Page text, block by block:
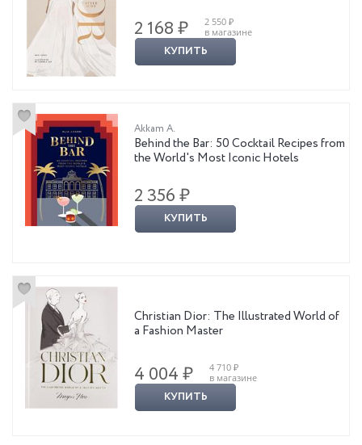
2 168 ₽
2 550 ₽
в магазине
КУПИТЬ
Akkam A.
Behind the Bar: 50 Cocktail Recipes from
the World's Most Iconic Hotels
2 356 ₽
КУПИТЬ
Christian Dior: The Illustrated World of
a Fashion Master
4 004 ₽
4 710 ₽
в магазине
КУПИТЬ